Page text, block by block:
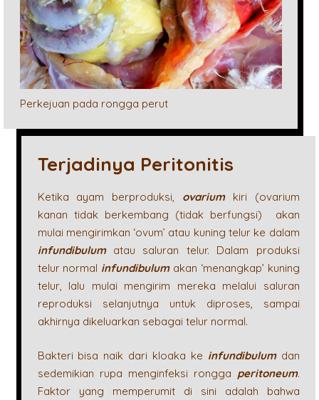
Perkejuan pada rongga perut
Terjadinya Peritonitis
Ketika ayam berproduksi, ovariumkiri (ovarium
kanan tidak berkembang (tidak berfungsi) akan
mulai mengirimkan ‘ovum’ atau kuning telur ke dalam
infundibulumatau saluran telur. Dalam produksi
telur normal infundibulumakan ‘menangkap’ kuning
telur, lalu mulai mengirim mereka melalui saluran
reproduksi selanjutnya untuk diproses, sampai
akhirnya dikeluarkan sebagai telur normal.
Bakteri bisa naik dari kloaka ke infundibulumdan
sedemikian rupa menginfeksi rongga peritoneum.
Faktor yang memperumit di sini adalah bahwa